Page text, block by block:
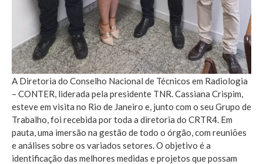
A Diretoria do Conselho Nacional de Técnicos em Radiologia
– CONTER, liderada pela presidente TNR. Cassiana Crispim,
esteve em visita no Rio de Janeiro e, junto com o seu Grupo de
Trabalho, foi recebida por toda a diretoria do CRTR4. Em
pauta, uma imersão na gestão de todo o órgão, com reuniões
e análises sobre os variados setores. O objetivo é a
identificação das melhores medidas e projetos que possam